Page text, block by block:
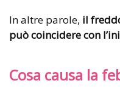
In altre parole, il
può coincidere con
Cosa causa la